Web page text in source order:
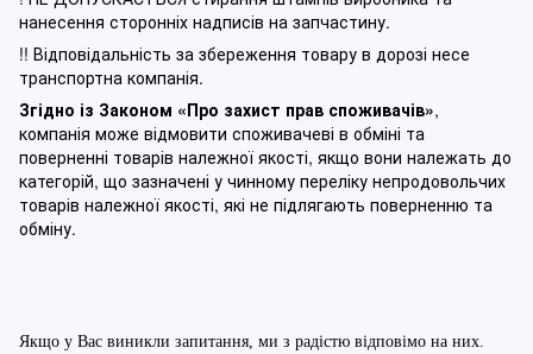
нанесення сторонніх надписів на запчастину.
!! Відповідальність за збереження товару в дорозі несе
транспортна компанія.
Згідно із Законом «Про захист прав споживачів»,
компанія може відмовити споживачеві в обміні та
поверненні товарів належної якості, якщо вони належать до
категорій, що зазначені у чинному переліку непродовольчих
товарів належної якості, які не підлягають поверненню та
обміну.
Якщо у Вас виникли запитання, ми з радістю відповімо на них.